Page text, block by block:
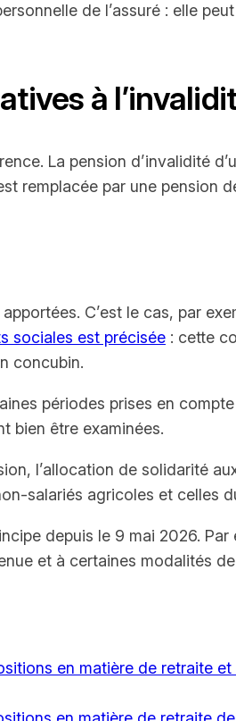
de l’assuré : elle
à
La pension d’invalidité
remplacée par une pension
C’est le cas, par
sociales est précisée : cette
concubin.
périodes prises en
bien être examinées.
l’allocation de solidarité
salariés agricoles et celles
depuis le 9 mai 2026.
et à certaines modalités
en matière de retraite